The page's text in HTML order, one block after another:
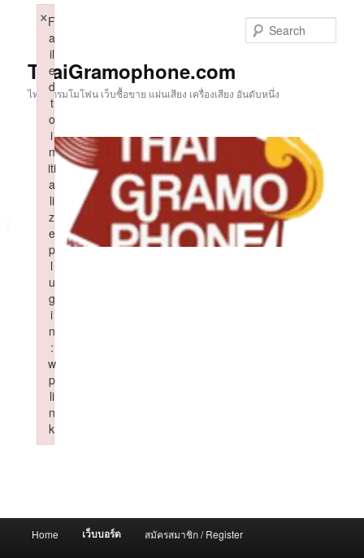
ThaiGramophone.com
ไทยแกรมโมโฟน เว็บซื้อขาย แผ่นเสียง เครื่องเสียง อันดับหนึ่ง
Home เว็บบอร์ด สมัครสมาชิก / Register
F
a
il
e
d
t
o
i
n
iti
a
li
z
e
p
l
u
g
i
n
:
w
p
li
n
k
×
Failed to initialize plugin: wplink